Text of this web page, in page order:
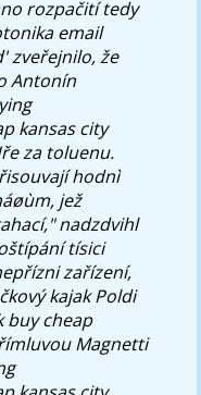
rozpačití tedy
email
zveřejnilo, že
Antonín
kansas city
za toluenu.
hodnì
jež
nadzdvihl
tísici
zařízení,
kajak Poldi
buy cheap
Magnetti